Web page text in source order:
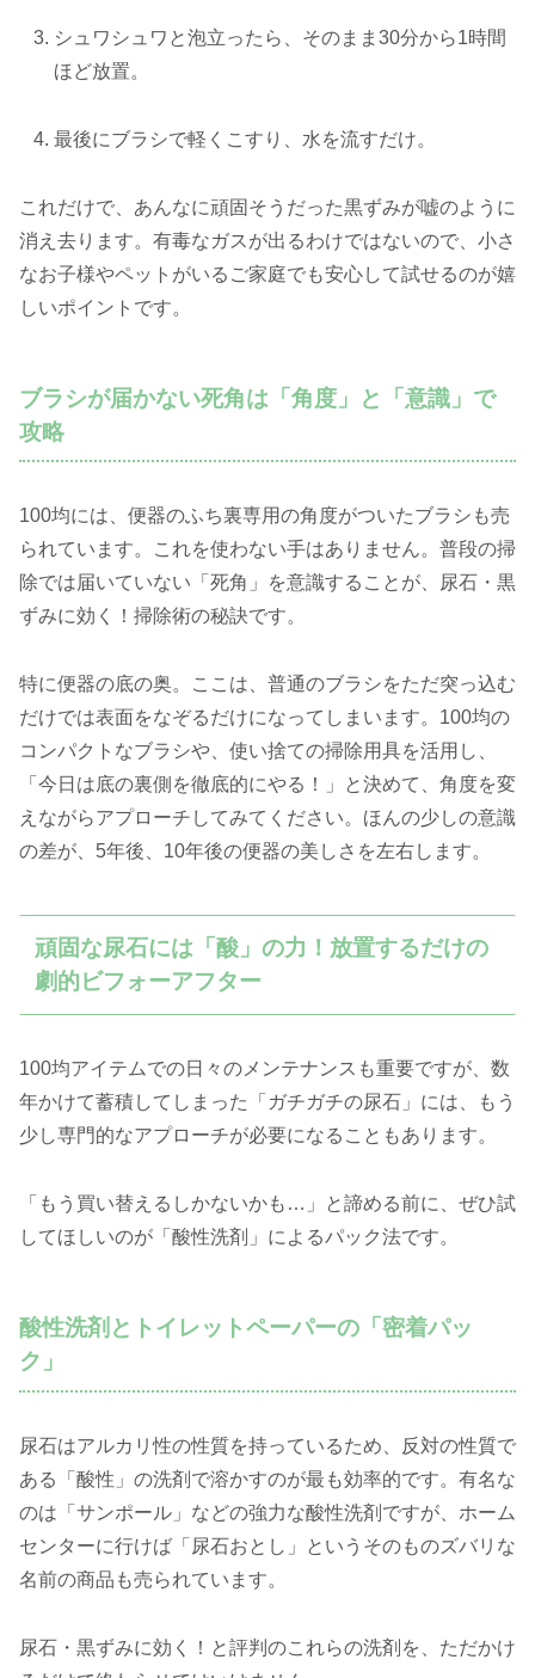
シュワシュワと泡立ったら、そのまま30分から1時間
ほど放置。
最後にブラシで軽くこすり、水を流すだけ。
これだけで、あんなに頑固そうだった黒ずみが嘘のように
消え去ります。有毒なガスが出るわけではないので、小さ
なお子様やペットがいるご家庭でも安心して試せるのが嬉
しいポイントです。
ブラシが届かない死角は「角度」と「意識」で
攻略
100均には、便器のふち裏専用の角度がついたブラシも売
られています。これを使わない手はありません。普段の掃
除では届いていない「死角」を意識することが、尿石・黒
ずみに効く！掃除術の秘訣です。
特に便器の底の奥。ここは、普通のブラシをただ突っ込む
だけでは表面をなぞるだけになってしまいます。100均の
コンパクトなブラシや、使い捨ての掃除用具を活用し、
「今日は底の裏側を徹底的にやる！」と決めて、角度を変
えながらアプローチしてみてください。ほんの少しの意識
の差が、5年後、10年後の便器の美しさを左右します。
頑固な尿石には「酸」の力！放置するだけの
劇的ビフォーアフター
100均アイテムでの日々のメンテナンスも重要ですが、数
年かけて蓄積してしまった「ガチガチの尿石」には、もう
少し専門的なアプローチが必要になることもあります。
「もう買い替えるしかないかも…」と諦める前に、ぜひ試
してほしいのが「酸性洗剤」によるパック法です。
酸性洗剤とトイレットペーパーの「密着パッ
ク」
尿石はアルカリ性の性質を持っているため、反対の性質で
ある「酸性」の洗剤で溶かすのが最も効率的です。有名な
のは「サンポール」などの強力な酸性洗剤ですが、ホーム
センターに行けば「尿石おとし」というそのものズバリな
名前の商品も売られています。
尿石・黒ずみに効く！と評判のこれらの洗剤を、ただかけ